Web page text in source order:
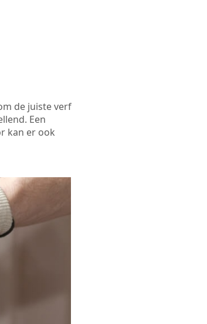
de juiste verf
Een
kan er ook